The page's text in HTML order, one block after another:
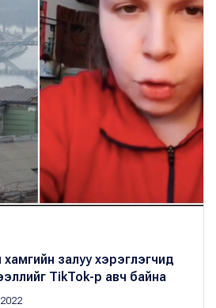
залуу хэрэглэгчид
TikTok-р авч байна